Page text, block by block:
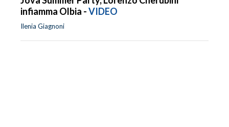
infiamma Olbia -VIDEO
Ilenia Giagnoni